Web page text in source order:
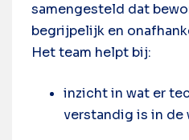
samengesteld dat
begrijpelijk en
Het team helpt bij:
inzicht in wat er
verstandig is in de